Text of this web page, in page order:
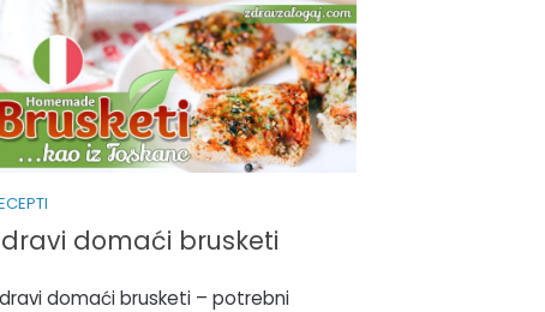
domaći brusketi
domaći brusketi – potrebni